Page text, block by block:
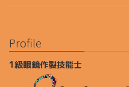
Profile
1級眼鏡作製技能士